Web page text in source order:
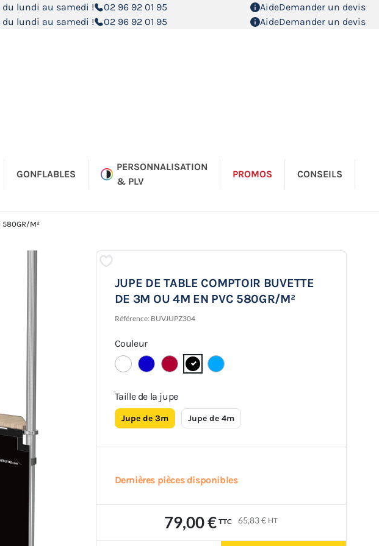
du lundi au samedi ! 02 96 92 01 95 AideDemander un devis
du lundi au samedi !
02 96 92 01 95 AideDemander un devis
GONFLABLES
PERSONNALISATION
& PLV
PROMOS CONSEILS
580GR/M²
JUPE DE TABLE COMPTOIR BUVETTE
DE 3M OU 4M EN PVC 580GR/M²
Référence: BUVJUPZ304
Couleur
Taille de la jupe
Jupe de 3m Jupe de 4m
Dernières pièces disponibles
79,00 € TTC 65,83 € HT